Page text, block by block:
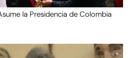
la Presidencia de Colombia